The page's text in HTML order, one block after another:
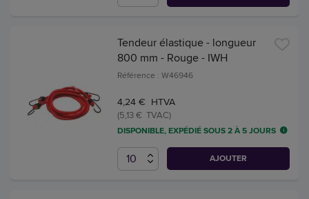
Tendeur élastique - longueur
800 mm - Rouge - IWH
Référence : W46946
4,24 € HTVA
(5,13 € TVAC)
DISPONIBLE, EXPÉDIÉ SOUS 2 À 5 JOURS
AJOUTER